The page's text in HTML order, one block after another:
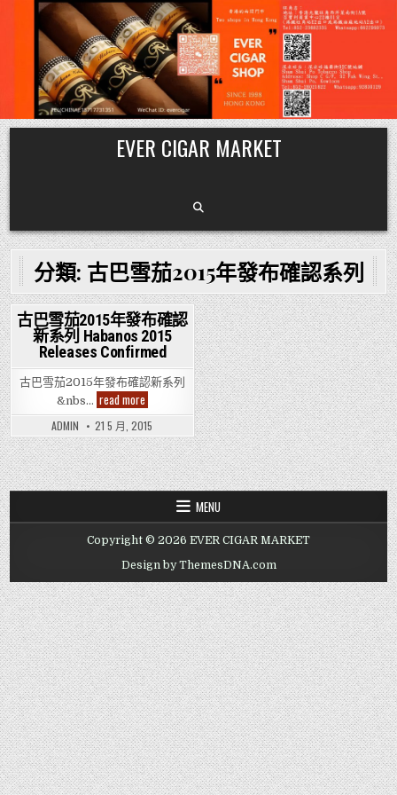
Skip
to
content
EVER CIGAR MARKET
分類: 古巴雪茄2015年發布確認系列
Posted
古巴雪茄2015年發布確認
新系列 Habanos 2015
Releases Confirmed
古巴雪茄2015年發布確認新系列
&nbs… read more古
巴
雪
茄
2015
年
發
布
確
系
列
Habanos
2015
Releases
Confirmed
ADMIN 21 5 月, 2015
MENU
Copyright © 2026 EVER CIGAR MARKET
Design by ThemesDNA.com